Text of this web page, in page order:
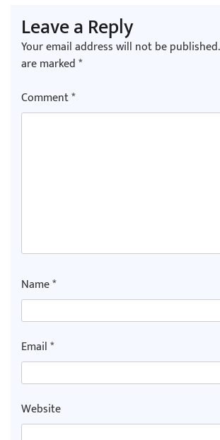
Leave a Reply
Your email address will not be published.
are marked*
Comment*
Name*
Email*
Website